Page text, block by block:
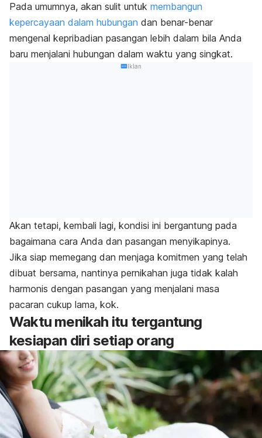
Pada umumnya, akan sulit untuk membangun
kepercayaan dalam hubungan dan benar-benar
mengenal kepribadian pasangan lebih dalam bila Anda
baru menjalani hubungan dalam waktu yang singkat.
Iklan
Akan tetapi, kembali lagi, kondisi ini bergantung pada
bagaimana cara Anda dan pasangan menyikapinya.
Jika siap memegang dan menjaga komitmen yang telah
dibuat bersama, nantinya pernikahan juga tidak kalah
harmonis dengan pasangan yang menjalani masa
pacaran cukup lama, kok.
Waktu menikah itu tergantung
kesiapan diri setiap orang